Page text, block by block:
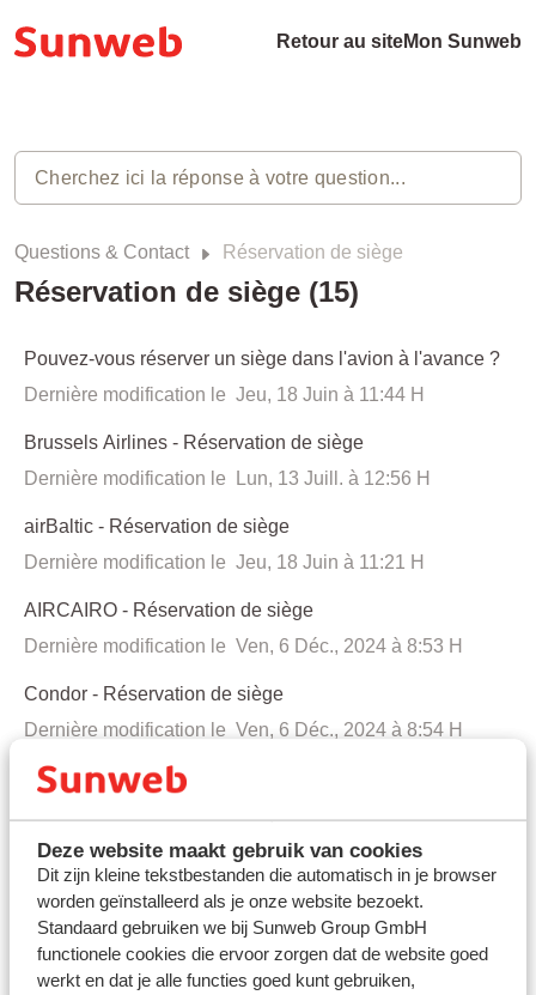
Deze website maakt gebruik van cookies
Dit zijn kleine tekstbestanden die automatisch in je browser
worden geïnstalleerd als je onze website bezoekt.
Standaard gebruiken we bij Sunweb Group GmbH
functionele cookies die ervoor zorgen dat de website goed
werkt en dat je alle functies goed kunt gebruiken,
Retour au siteMon Sunweb
Questions & Contact Réservation de siège
Réservation de siège (15)
Pouvez-vous réserver un siège dans l'avion à l'avance ?
Dernière modification le Jeu, 18 Juin à 11:44 H
Brussels Airlines - Réservation de siège
Dernière modification le Lun, 13 Juill. à 12:56 H
airBaltic - Réservation de siège
Dernière modification le Jeu, 18 Juin à 11:21 H
AIRCAIRO - Réservation de siège
Dernière modification le Ven, 6 Déc., 2024 à 8:53 H
Condor - Réservation de siège
Dernière modification le Ven, 6 Déc., 2024 à 8:54 H
EasyJet - Comment puis-je réserver un siège ?
Eurowings - Réservation de siège
Dernière modification le Lun, 8 Déc., 2025 à 2:16 H
FREEBIRD - Réservation de siège
Dernière modification le Lun, 27 Juill. à 3:18 H